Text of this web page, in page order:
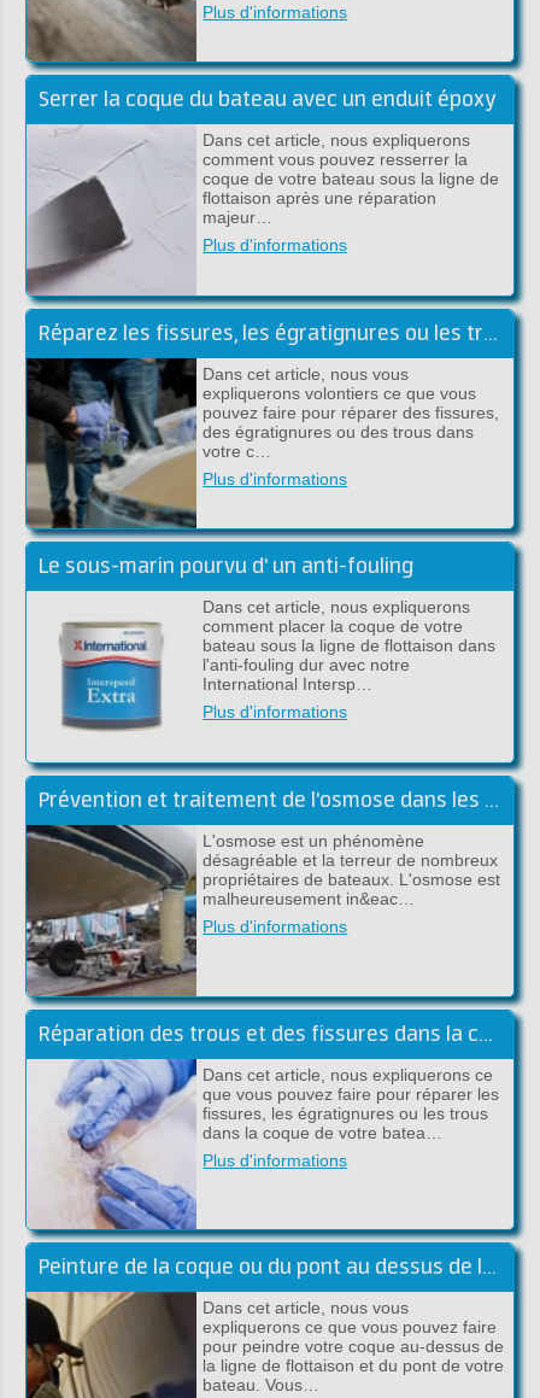
Plus d'informations
Serrer la coque du bateau avec un enduit époxy
Dans cet article, nous expliquerons
comment vous pouvez resserrer la
coque de votre bateau sous la ligne de
flottaison après une réparation
majeur…
Plus d'informations
Réparez les fissures, les égratignures ou les trous sous la ligne de flottaison
Dans cet article, nous vous
expliquerons volontiers ce que vous
pouvez faire pour réparer des fissures,
des égratignures ou des trous dans
votre c…
Plus d'informations
Le sous-marin pourvu d' un anti-fouling
Dans cet article, nous expliquerons
comment placer la coque de votre
bateau sous la ligne de flottaison dans
l'anti-fouling dur avec notre
International Intersp…
Plus d'informations
Prévention et traitement de l'osmose dans les bateaux en polyester
L'osmose est un phénomène
désagréable et la terreur de nombreux
propriétaires de bateaux. L'osmose est
malheureusement in&eac…
Plus d'informations
Réparation des trous et des fissures dans la coque au-dessus de la ligne de flottaison
Dans cet article, nous expliquerons ce
que vous pouvez faire pour réparer les
fissures, les égratignures ou les trous
dans la coque de votre batea…
Plus d'informations
Peinture de la coque ou du pont au dessus de la flottaison
Dans cet article, nous vous
expliquerons ce que vous pouvez faire
pour peindre votre coque au-dessus de
la ligne de flottaison et du pont de votre
bateau. Vous…